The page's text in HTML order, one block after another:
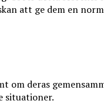
att ge dem en
deras
situationer.